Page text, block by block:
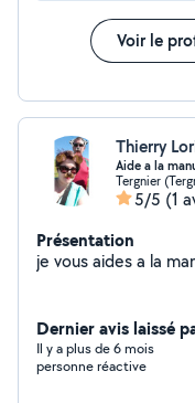
Voir le
Thierry
Aide a la
Tergnier
5/5 (1
Présentation
Dernier avis laissé
Il y a plus de 6 mois
personne réactive